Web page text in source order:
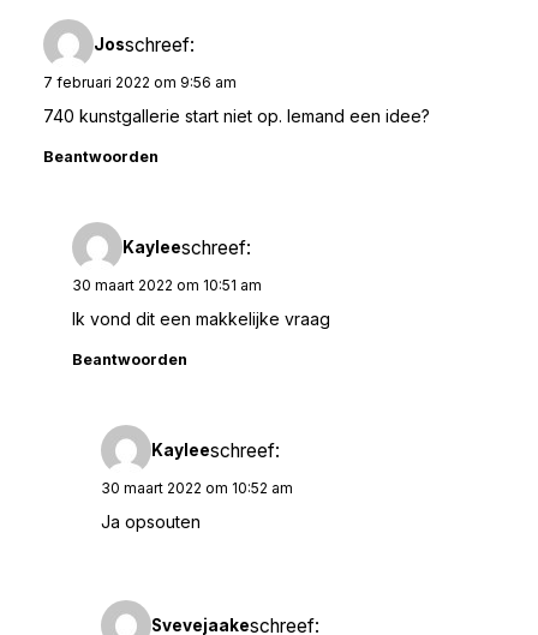
navigatie
Josschreef:
7 februari 2022 om 9:56 am
740 kunstgallerie start niet op. Iemand een idee?
Beantwoorden
Kayleeschreef:
30 maart 2022 om 10:51 am
Ik vond dit een makkelijke vraag
Beantwoorden
Kayleeschreef:
30 maart 2022 om 10:52 am
Ja opsouten
Svevejaakeschreef: